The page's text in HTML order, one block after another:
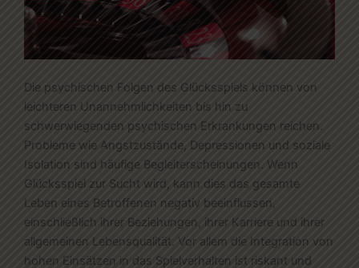
Die psychischen Folgen des Glücksspiels können von
leichteren Unannehmlichkeiten bis hin zu
schwerwiegenden psychischen Erkrankungen reichen.
Probleme wie Angstzustände, Depressionen und soziale
Isolation sind häufige Begleiterscheinungen. Wenn
Glücksspiel zur Sucht wird, kann dies das gesamte
Leben eines Betroffenen negativ beeinflussen,
einschließlich ihrer Beziehungen, ihrer Karriere und ihrer
allgemeinen Lebensqualität. Vor allem die Integration von
hohen Einsätzen in das Spielverhalten ist riskant und